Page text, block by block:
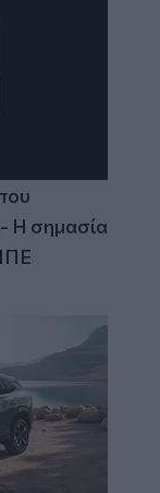
- Η σημασία